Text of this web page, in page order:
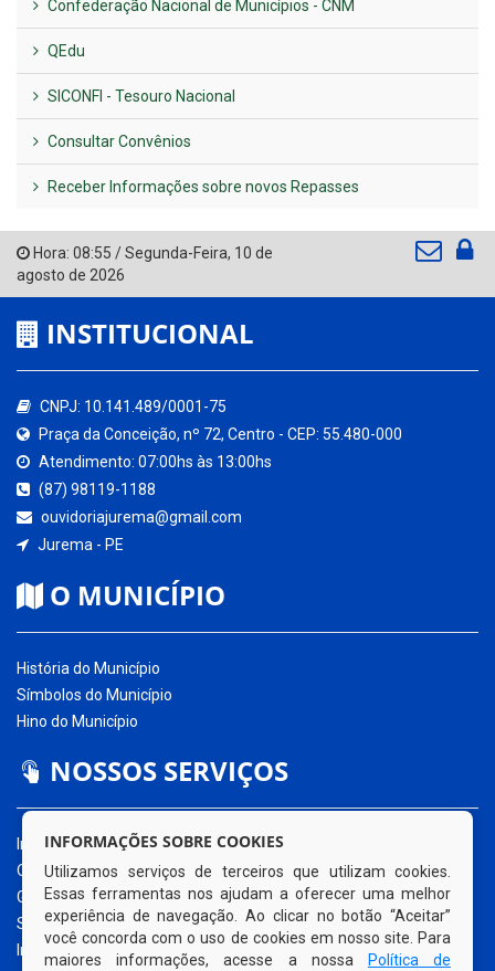
Confederação Nacional de Municípios - CNM
QEdu
SICONFI - Tesouro Nacional
Consultar Convênios
Receber Informações sobre novos Repasses
Hora: 08:55 /Segunda-Feira, 10 de
agosto de 2026
INSTITUCIONAL
CNPJ: 10.141.489/0001-75
Praça da Conceição, nº 72, Centro - CEP: 55.480-000
Atendimento: 07:00hs às 13:00hs
(87) 98119-1188
ouvidoriajurema@gmail.com
Jurema - PE
O MUNICÍPIO
História do Município
Símbolos do Município
Hino do Município
NOSSOS SERVIÇOS
Início
O Município
Governo Municipal
Secretarias
Informe-se
INFORMAÇÕES SOBRE COOKIES
Utilizamos serviços de terceiros que utilizam cookies.
Essas ferramentas nos ajudam a oferecer uma melhor
experiência de navegação. Ao clicar no botão “Aceitar”
você concorda com o uso de cookies em nosso site. Para
maiores informações, acesse a nossa
Política de